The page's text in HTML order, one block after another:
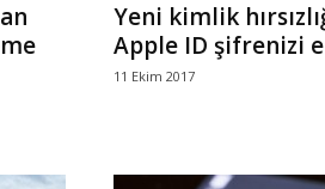
Yeni kimlik
Apple ID şifrenizi
11 Ekim 2017